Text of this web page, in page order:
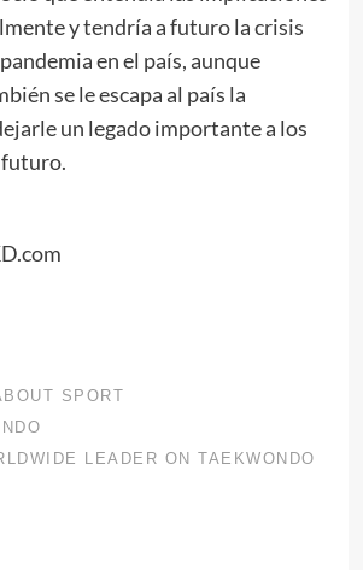
y tendría a futuro la crisis
en el país, aunque
se le escapa al país la
un legado importante a los